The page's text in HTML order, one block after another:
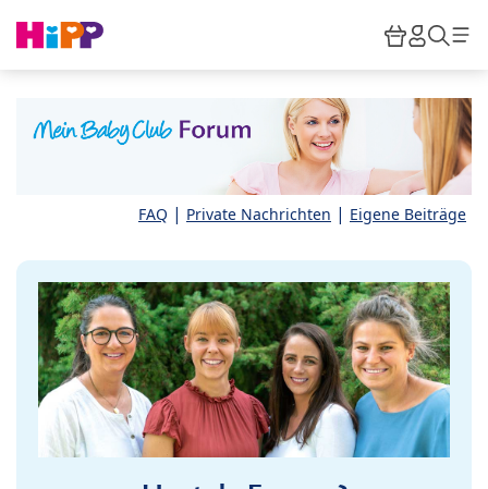
HiPP
FAQ | Private Nachrichten | Eigene Beiträge